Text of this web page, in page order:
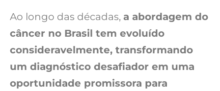
Ao longo das décadas, a abordagem do
câncer no Brasil tem evoluído
consideravelmente, transformando
um diagnóstico desafiador em uma
oportunidade promissora para